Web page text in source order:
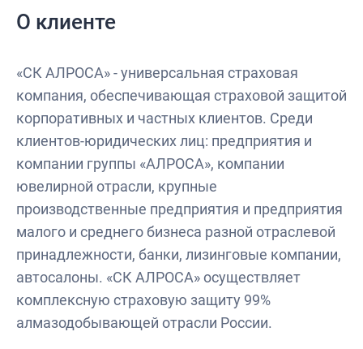
О клиенте
«СК АЛРОСА» - универсальная страховая
компания, обеспечивающая страховой защитой
корпоративных и частных клиентов. Среди
клиентов-юридических лиц: предприятия и
компании группы «АЛРОСА», компании
ювелирной отрасли, крупные
производственные предприятия и предприятия
малого и среднего бизнеса разной отраслевой
принадлежности, банки, лизинговые компании,
автосалоны. «СК АЛРОСА» осуществляет
комплексную страховую защиту 99%
алмазодобывающей отрасли России.